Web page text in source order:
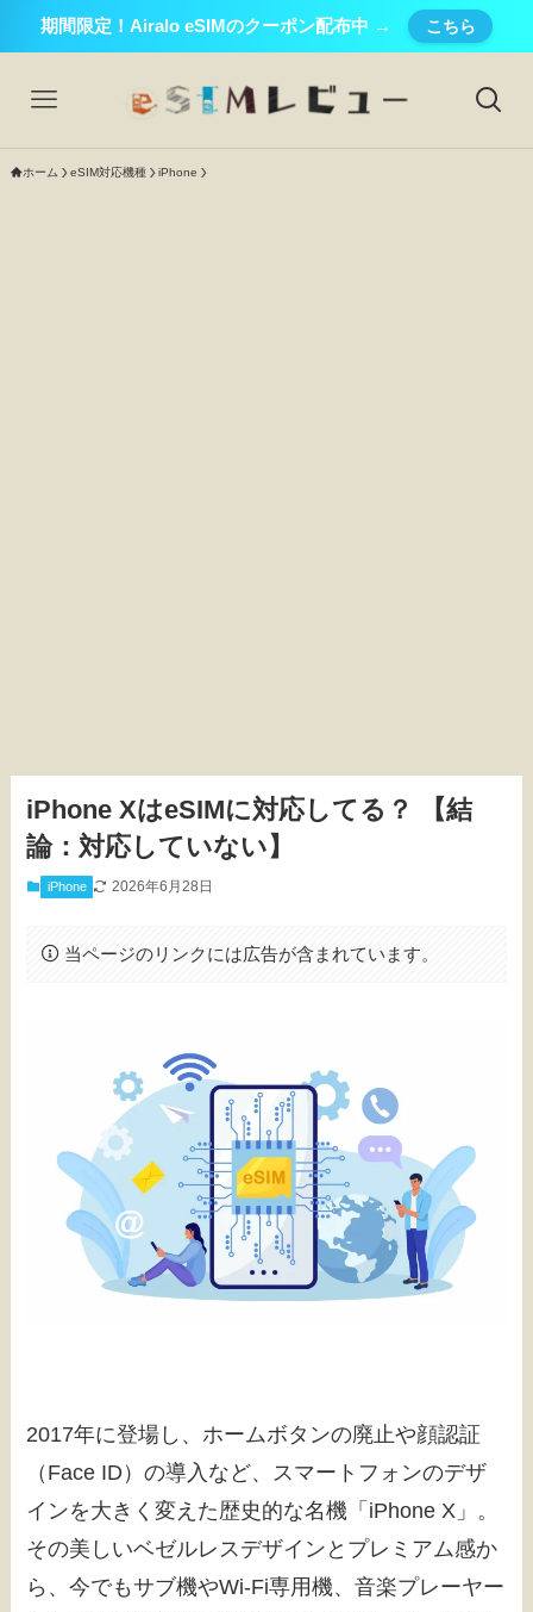
期間限定！Airalo eSIMのクーポン配布中 → こちら
ホーム eSIM対応機種 iPhone
iPhone XはeSIMに対応してる？ 【結
論：対応していない】
iPhone 2026年6月28日
当ページのリンクには広告が含まれています。
2017年に登場し、ホームボタンの廃止や顔認証
（Face ID）の導入など、スマートフォンのデザ
インを大きく変えた歴史的な名機「iPhone X」。
その美しいベゼルレスデザインとプレミアム感か
ら、今でもサブ機やWi-Fi専用機、音楽プレーヤー